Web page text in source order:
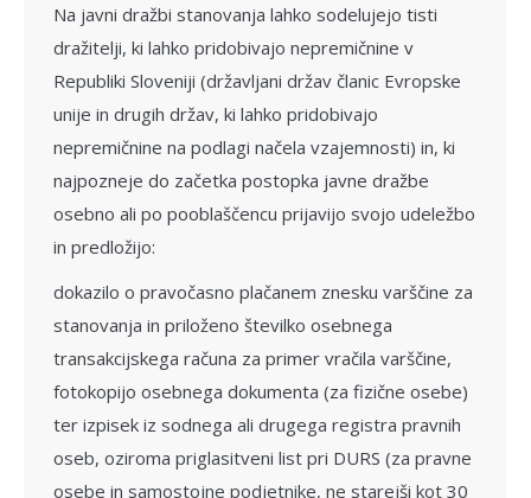
Na javni dražbi stanovanja lahko sode­lujejo tisti
dražitelji, ki lahko pridobivajo ne­premičnine v
Republiki Sloveniji (državljani držav članic Evropske
unije in drugih držav, ki lahko pridobivajo
nepremičnine na podla­gi načela vzajemnosti) in, ki
najpozneje do začetka postopka javne dražbe
osebno ali po pooblaščencu prijavijo svojo udeležbo
in predložijo:
dokazilo o pravočasno plačanem zne­sku varščine za
stanovanja in priloženo šte­vilko osebnega
transakcijskega računa za primer vračila varščine,
fotokopijo osebnega dokumenta (za fizične osebe)
ter izpisek iz sodnega ali dru­gega registra pravnih
oseb, oziroma prigla­sitveni list pri DURS (za pravne
osebe in samostojne podjetnike, ne starejši kot 30